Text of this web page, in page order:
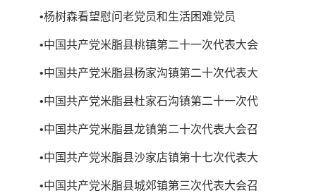
•杨树森看望慰问老党员和生活困难党员
•中国共产党米脂县桃镇第二十一次代表大会
•中国共产党米脂县杨家沟镇第二十次代表大
•中国共产党米脂县杜家石沟镇第二十一次代
•中国共产党米脂县龙镇第二十次代表大会召
•中国共产党米脂县沙家店镇第十七次代表大
•中国共产党米脂县城郊镇第三次代表大会召